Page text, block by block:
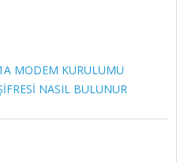
MODEM KURULUMU
NASIL BULUNUR